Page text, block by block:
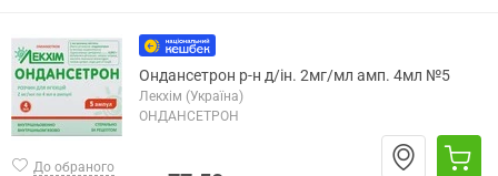
До обраного
Ондансетрон р-н д/ін. 2мг/мл амп. 4мл №5
Лекхім (Україна)
ОНДАНСЕТРОН